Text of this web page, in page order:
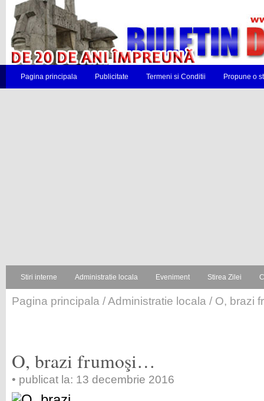
Pagina principala Publicitate Termeni si Conditii Propune o
Stiri interne Administratie locala Eveniment Stirea Zilei
Pagina principala /Administratie locala / O, brazi
O, brazi frumoşi…
• publicat la: 13 decembrie 2016